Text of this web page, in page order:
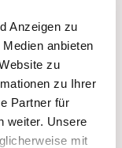
Anzeigen zu
anbieten
zu
zu Ihrer
Partner für
weiter. Unsere
mit